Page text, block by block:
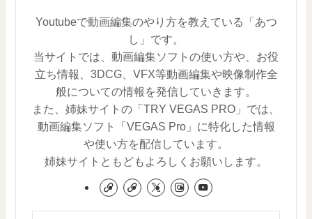
Youtubeで動画編集のやり方を教えている「あつ
し」です。
当サイトでは、動画編集ソフトの使い方や、お役
立ち情報、3DCG、VFX等動画編集や映像制作全
般についての情報を発信していきます。
また、姉妹サイトの「TRY VEGAS PRO」では、
動画編集ソフト「VEGAS Pro」に特化した情報
や使い方を配信しています。
姉妹サイトともどもよろしくお願いします。